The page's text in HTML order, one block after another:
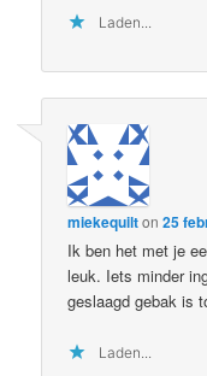
Laden...
miekequilton25
Ik ben het met je
leuk. Iets minder
geslaagd gebak is
Laden...